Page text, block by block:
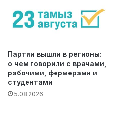
Партии вышли в регионы:
о чем говорили с врачами,
рабочими, фермерами и
студентами
5.08.2026